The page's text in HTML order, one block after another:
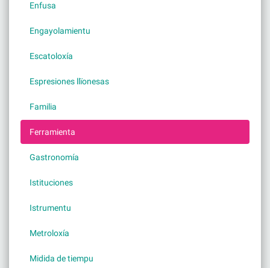
Enfusa
Engayolamientu
Escatoloxía
Espresiones llïonesas
Familia
Ferramienta
Gastronomía
Istituciones
Istrumentu
Metroloxía
Midida de tiempu